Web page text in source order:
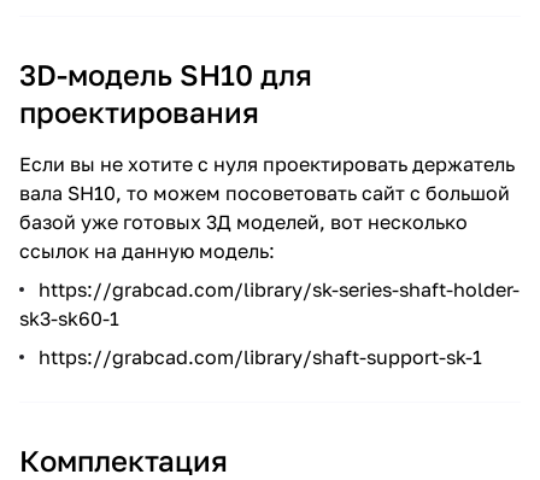
3D-модель SH10 для
проектирования
Если вы не хотите с нуля проектировать держатель
вала SH10, то можем посоветовать сайт с большой
базой уже готовых 3Д моделей, вот несколько
ссылок на данную модель:
https://grabcad.com/library/sk-series-shaft-holder-
sk3-sk60-1
https://grabcad.com/library/shaft-support-sk-1
Комплектация